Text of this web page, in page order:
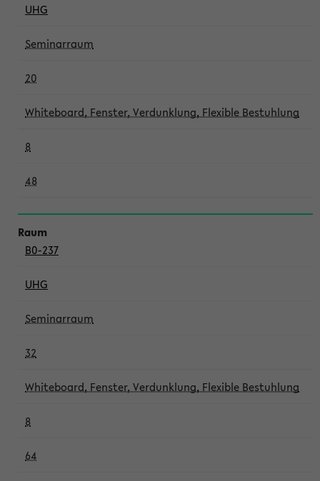
UHG
Seminarraum
20
Whiteboard, Fenster, Verdunklung, Flexible Bestuhlung
8
48
B0-237
UHG
Seminarraum
32
Whiteboard, Fenster, Verdunklung, Flexible Bestuhlung
8
64